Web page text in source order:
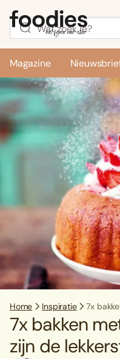
Magazine
Home Inspiratie 7x
7x bakken
zijn de